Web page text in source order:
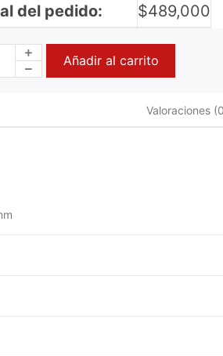
del pedido:
$489,000
Añadir al carrito
Valoraciones